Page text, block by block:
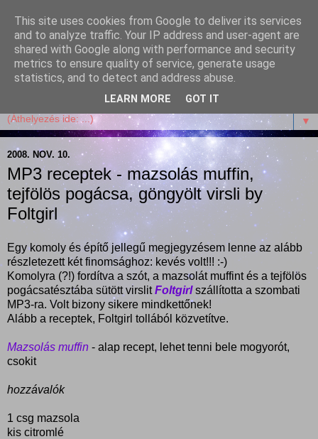
Garffyka
Szösszenetek a konyhámból, az életemből. Mosollyal,
receptekkel, vidámsággal, marcipánnal, csokival.
▼
2008. NOV. 10.
MP3 receptek - mazsolás muffin,
tejfölös pogácsa, göngyölt virsli by
Foltgirl
Egy komoly és építő jellegű megjegyzésem lenne az alább
részletezett két finomsághoz: kevés volt!!! :-)
Komolyra (?!) fordítva a szót, a mazsolát muffint és a tejfölös
pogácsatésztába sütött virslitFoltgirlszállította a szombati
MP3-ra. Volt bizony sikere mindkettőnek!
Alább a receptek, Foltgirl tollából közvetítve.
Mazsolás muffin - alap recept, lehet tenni bele mogyorót,
csokit
hozzávalók
1 csg mazsola
kis citromlé
This site uses cookies from Google to deliver its services
and to analyze traffic. Your IP address and user-agent are
shared with Google along with performance and security
metrics to ensure quality of service, generate usage
statistics, and to detect and address abuse.
LEARN MORE GOT IT